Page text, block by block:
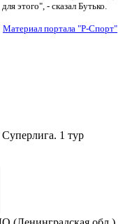
этого", - сказал Бутько.
Материал портала "Р-Спорт"
1 тур